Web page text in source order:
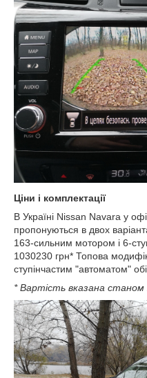
Ціни і комплектації
В Україні Nissan Navara у
пропонуються в двох
163-сильним мотором і 6-
1030230 грн* Топова
ступінчастим "автоматом"
* Вартість вказана станом